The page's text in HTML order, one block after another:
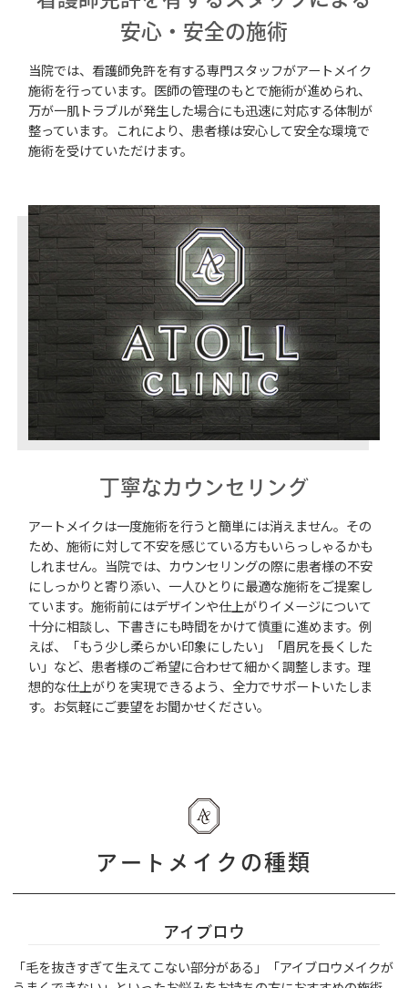
安心・安全の施術
当院では、看護師免許を有する専門スタッフがアートメイク
施術を行っています。医師の管理のもとで施術が進められ、
万が一肌トラブルが発生した場合にも迅速に対応する体制が
整っています。これにより、患者様は安心して安全な環境で
施術を受けていただけます。
丁寧なカウンセリング
アートメイクは一度施術を行うと簡単には消えません。その
ため、施術に対して不安を感じている方もいらっしゃるかも
しれません。当院では、カウンセリングの際に患者様の不安
にしっかりと寄り添い、一人ひとりに最適な施術をご提案し
ています。施術前にはデザインや仕上がりイメージについて
十分に相談し、下書きにも時間をかけて慎重に進めます。例
えば、「もう少し柔らかい印象にしたい」「眉尻を長くした
い」など、患者様のご希望に合わせて細かく調整します。理
想的な仕上がりを実現できるよう、全力でサポートいたしま
す。お気軽にご要望をお聞かせください。
アートメイクの種類
アイブロウ
「毛を抜きすぎて生えてこない部分がある」「アイブロウメイクが